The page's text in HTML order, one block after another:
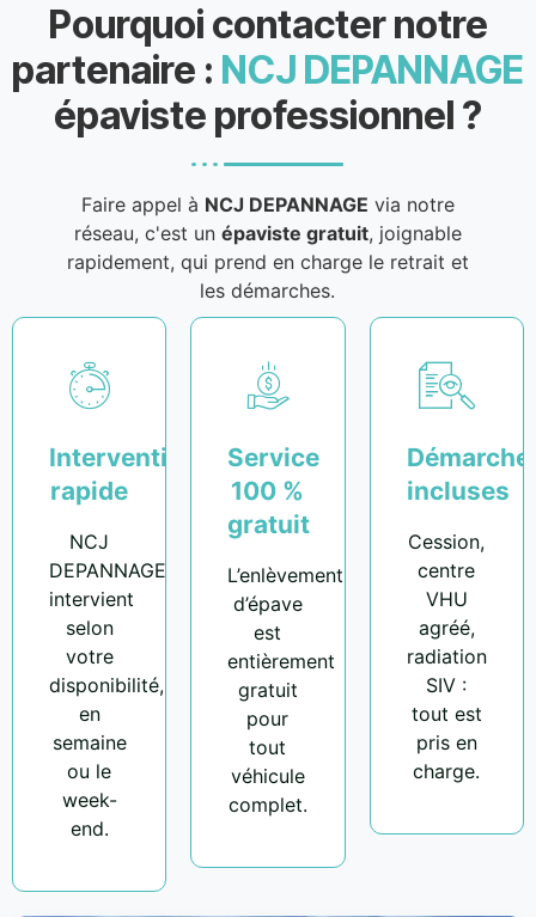
Pourquoi contacter notre
partenaire : NCJ DEPANNAGE
épaviste professionnel ?
Faire appel à NCJ DEPANNAGE via notre
réseau, c'est un épaviste gratuit, joignable
rapidement, qui prend en charge le retrait et
les démarches.
Intervention
rapide
NCJ
DEPANNAGE
intervient
selon
votre
disponibilité,
en
semaine
ou le
week-
end.
Service
100 %
gratuit
L’enlèvement
d’épave
est
entièrement
gratuit
pour
tout
véhicule
complet.
incluses
Cession,
centre
VHU
agréé,
radiation
SIV :
tout est
pris en
charge.